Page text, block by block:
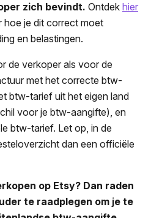
zich bevindt. Ontdek hier
hoe je dit correct moet
en belastingen.
de verkoper als voor de
met het correcte btw-
btw-tarief uit het eigen land
voor je btw-aangifte), en
btw-tarief. Let op, in de
dan een officiële
op Etsy? Dan raden
te raadplegen om je te